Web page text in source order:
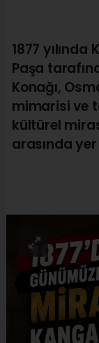
1877
Paşa
Konağı,
mimarisi ve
kültürel
arasında yer